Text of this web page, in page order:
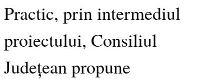
Practic, prin intermediul
proiectului, Consiliul
Județean propune